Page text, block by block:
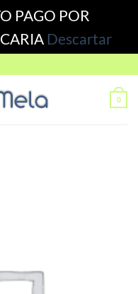
PAGO POR
Descartar
0